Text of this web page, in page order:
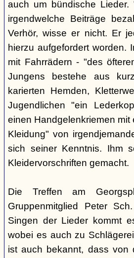
auch um bündische
irgendwelche Beiträge
Verhör, wisse er nicht. Er
hierzu aufgefordert worden.
mit Fahrrädern - "des
Jungens bestehe aus
karierten Hemden,
Jugendlichen "ein
einen Handgelenkriemen
Kleidung" von
sich seiner Kenntnis. Ihm
Kleidervorschriften gemacht.
Die Treffen am
Gruppenmitglied Peter
Singen der Lieder kommt
wobei es auch zu
ist auch bekannt, dass von